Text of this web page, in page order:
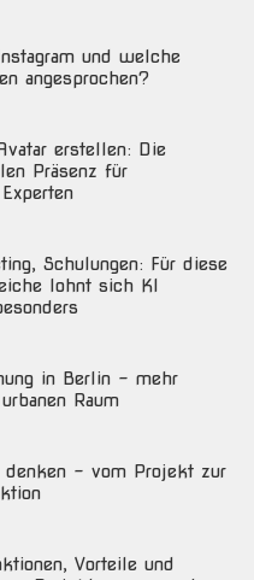
und welche
angesprochen?
erstellen: Die
Präsenz für
Schulungen: Für diese
lohnt sich KI
in Berlin – mehr
Raum
denken – vom Projekt zur
Vorteile und